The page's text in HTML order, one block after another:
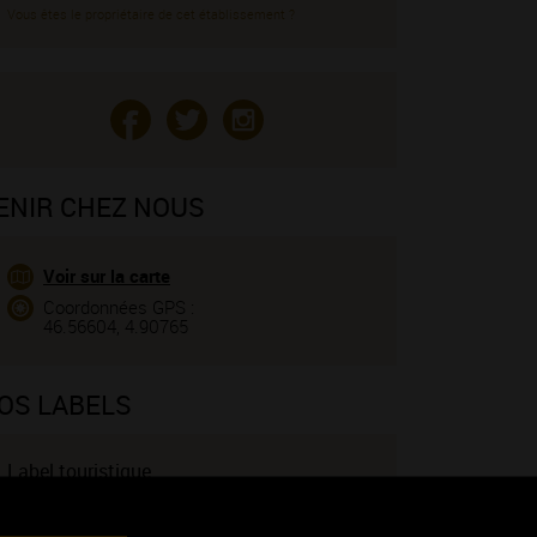
CHEZ NOUS
Voir sur la carte
Coordonnées GPS :
46.56604, 4.90765
LABELS
Label touristique